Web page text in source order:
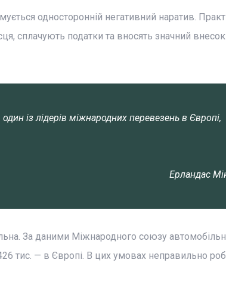
односторонній негативний наратив.
сплачують податки та вносять значний
із лідерів міжнародних перевезень в Європі,
Ерландас
За даними Міжнародного союзу
тис. — в Європі. В цих умовах неправильно